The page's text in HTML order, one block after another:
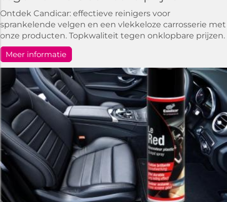
Ontdek Candicar: effectieve reinigers voor
sprankelende velgen en een vlekkeloze carrosserie met
onze producten. Topkwaliteit tegen onklopbare prijzen.
Meer informatie